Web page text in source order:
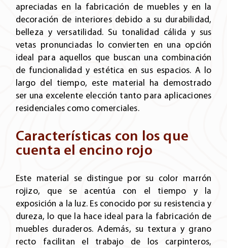
apreciadas en la fabricación de muebles y en la
decoración de interiores debido a su durabilidad,
belleza y versatilidad. Su tonalidad cálida y sus
vetas pronunciadas lo convierten en una opción
ideal para aquellos que buscan una combinación
de funcionalidad y estética en sus espacios. A lo
largo del tiempo, este material ha demostrado
ser una excelente elección tanto para aplicaciones
residenciales como comerciales.
Características con los que
cuenta el encino rojo
Este material se distingue por su color marrón
rojizo, que se acentúa con el tiempo y la
exposición a la luz. Es conocido por su resistencia y
dureza, lo que la hace ideal para la fabricación de
muebles duraderos. Además, su textura y grano
recto facilitan el trabajo de los carpinteros,